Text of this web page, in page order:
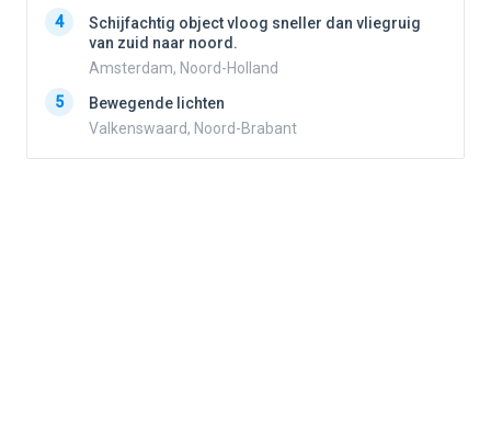
4
Schijfachtig object vloog sneller dan vliegruig
van zuid naar noord.
Amsterdam, Noord-Holland
5
Bewegende lichten
Valkenswaard, Noord-Brabant